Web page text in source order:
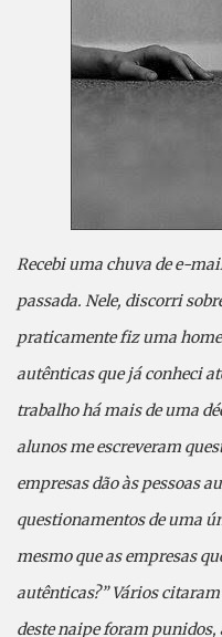
Recebi uma chuva de e-
passada. Nele, discorri
praticamente fiz uma
autênticas que já conheci
trabalho há mais de uma
alunos me escreveram
empresas dão às pessoas
questionamentos de uma
mesmo que as empresas
autênticas?” Vários
deste naipe foram